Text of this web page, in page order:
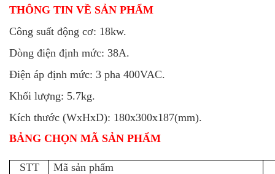
THÔNG TIN VỀ SẢN PHẨM
Công suất động cơ: 18kw.
Dòng điện định mức: 38A.
Điện áp định mức: 3 pha 400VAC.
Khối lượng: 5.7kg.
Kích thước (WxHxD): 180x300x187(mm).
BẢNG CHỌN MÃ SẢN PHẨM
STT
Mã sản phẩm